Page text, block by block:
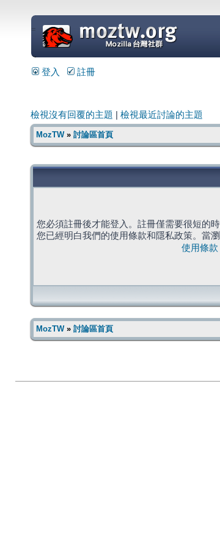
=
登入 註冊
檢視沒有回覆的主題 檢視最近討論的主題
MozTW» 討論區首頁
您必須註冊後才能登入。註冊僅需要很短的
您已經明白我們的使用條款和隱私政策。當
使用條款
MozTW» 討論區首頁